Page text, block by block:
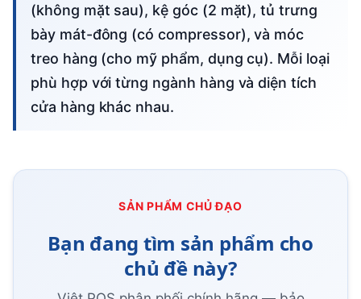
(không mặt sau), kệ góc (2 mặt), tủ trưng
bày mát-đông (có compressor), và móc
treo hàng (cho mỹ phẩm, dụng cụ). Mỗi loại
phù hợp với từng ngành hàng và diện tích
cửa hàng khác nhau.
SẢN PHẨM CHỦ ĐẠO
Bạn đang tìm sản phẩm cho
chủ đề này?